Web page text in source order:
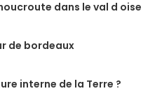
dans le val d oise
de bordeaux
interne de la Terre ?